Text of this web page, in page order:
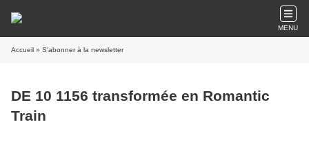
MENU
Accueil » S'abonner à la newsletter
DE 10 1156 transformée en Romantic
Train